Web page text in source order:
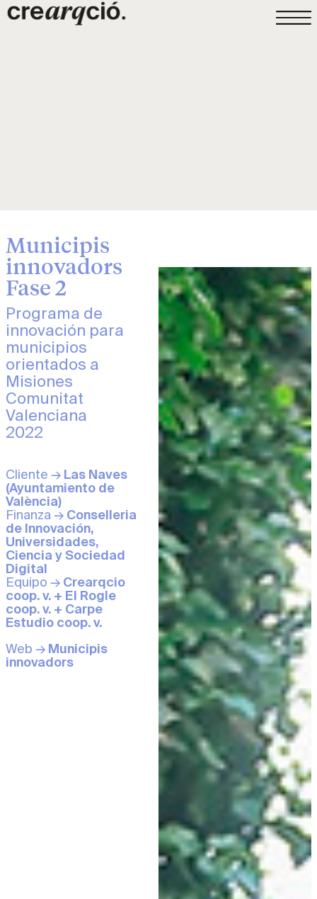
Municipis
innovadors
Fase 2
Programa de
innovación para
municipios
orientados a
Misiones
Comunitat
Valenciana
2022
Cliente → Las Naves
(Ayuntamiento de
València)
Finanza → Conselleria
de Innovación,
Universidades,
Ciencia y Sociedad
Digital
Equipo → Crearqcio
coop. v. + El Rogle
coop. v. + Carpe
Estudio coop. v.
Web → Municipis
innovadors